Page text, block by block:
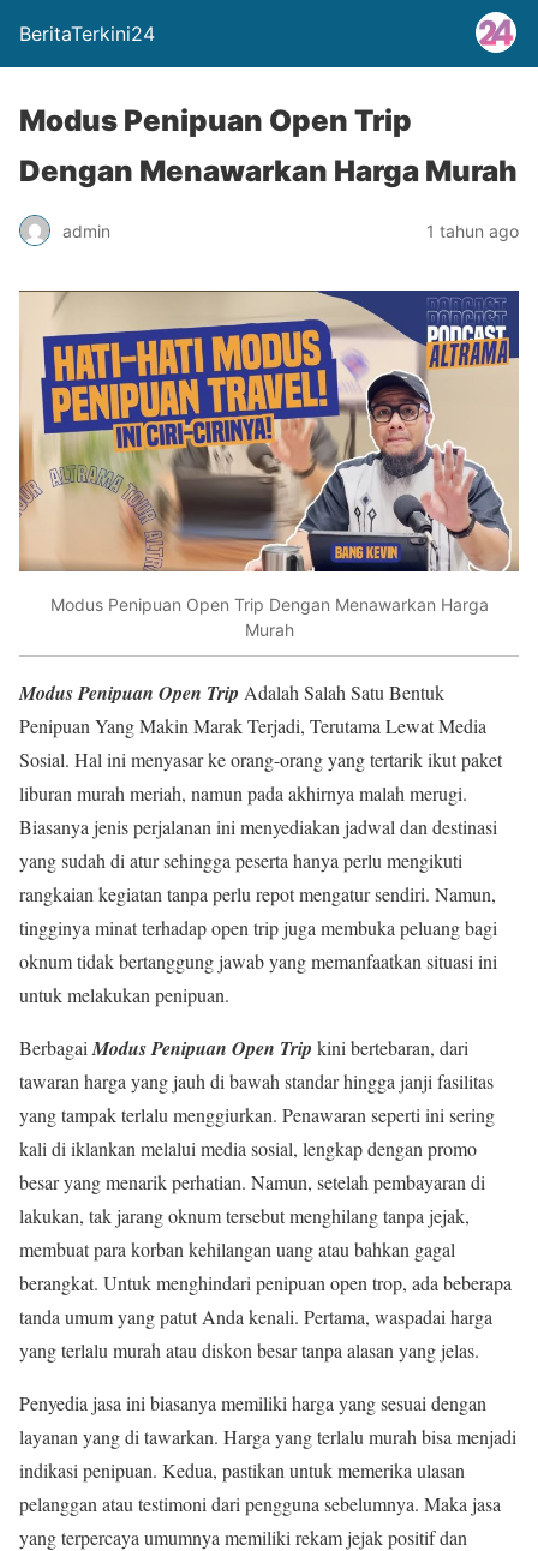
BeritaTerkini24
Modus Penipuan Open Trip
Dengan Menawarkan Harga Murah
admin 1 tahun ago
Modus Penipuan Open Trip Dengan Menawarkan Harga
Murah
Modus Penipuan Open Trip Adalah Salah Satu Bentuk
Penipuan Yang Makin Marak Terjadi, Terutama Lewat Media
Sosial. Hal ini menyasar ke orang-orang yang tertarik ikut paket
liburan murah meriah, namun pada akhirnya malah merugi.
Biasanya jenis perjalanan ini menyediakan jadwal dan destinasi
yang sudah di atur sehingga peserta hanya perlu mengikuti
rangkaian kegiatan tanpa perlu repot mengatur sendiri. Namun,
tingginya minat terhadap open trip juga membuka peluang bagi
oknum tidak bertanggung jawab yang memanfaatkan situasi ini
untuk melakukan penipuan.
Berbagai Modus Penipuan Open Trip kini bertebaran, dari
tawaran harga yang jauh di bawah standar hingga janji fasilitas
yang tampak terlalu menggiurkan. Penawaran seperti ini sering
kali di iklankan melalui media sosial, lengkap dengan promo
besar yang menarik perhatian. Namun, setelah pembayaran di
lakukan, tak jarang oknum tersebut menghilang tanpa jejak,
membuat para korban kehilangan uang atau bahkan gagal
berangkat. Untuk menghindari penipuan open trop, ada beberapa
tanda umum yang patut Anda kenali. Pertama, waspadai harga
yang terlalu murah atau diskon besar tanpa alasan yang jelas.
Penyedia jasa ini biasanya memiliki harga yang sesuai dengan
layanan yang di tawarkan. Harga yang terlalu murah bisa menjadi
indikasi penipuan. Kedua, pastikan untuk memerika ulasan
pelanggan atau testimoni dari pengguna sebelumnya. Maka jasa
yang terpercaya umumnya memiliki rekam jejak positif dan